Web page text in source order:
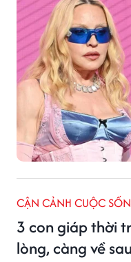
CẬN CẢNH CUỘC
3 con giáp thời
lòng, càng về